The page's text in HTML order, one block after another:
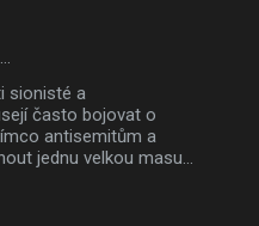
sionisté a
často bojovat o
antisemitům a
jednu velkou masu...